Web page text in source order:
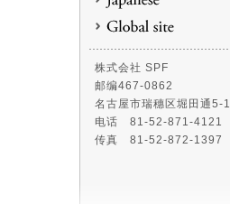
株式会社 SPF
邮编467-0862
名古屋市瑞穗区堀田通5-1
电话 81-52-871-4121
传真 81-52-872-1397